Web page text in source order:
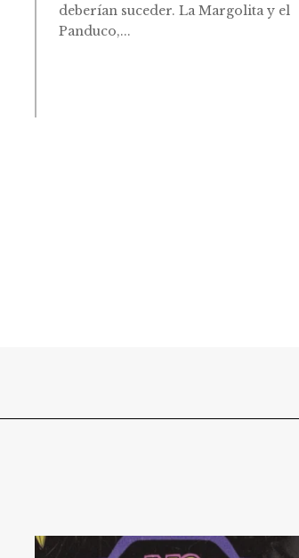
deberían suceder. La Margolita y el
Panduco,...